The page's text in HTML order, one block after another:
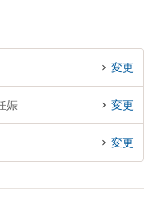
変更
娠 変更
変更